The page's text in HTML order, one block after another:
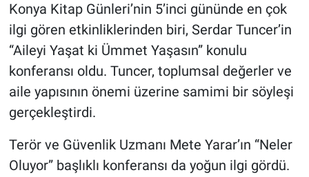
Konya Kitap Günleri’nin 5’inci gününde en çok
ilgi gören etkinliklerinden biri, Serdar Tuncer’in
“Aileyi Yaşat ki Ümmet Yaşasın” konulu
konferansı oldu. Tuncer, toplumsal değerler ve
aile yapısının önemi üzerine samimi bir söyleşi
gerçekleştirdi.
Terör ve Güvenlik Uzmanı Mete Yarar’ın “Neler
Oluyor” başlıklı konferansı da yoğun ilgi gördü.